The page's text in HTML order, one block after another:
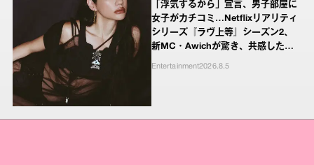
「浮気するから」宣言、男子部屋に
女子がカチコミ…Netflixリアリティ
シリーズ『ラヴ上等』シーズン2、
新MC・Awichが驚き、共感したヤ
Entertainment2026.8.5